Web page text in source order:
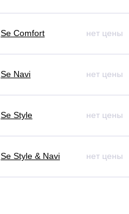
Se Comfort нет цены
Se Navi нет цены
Se Style нет цены
Se Style & Navi нет цены